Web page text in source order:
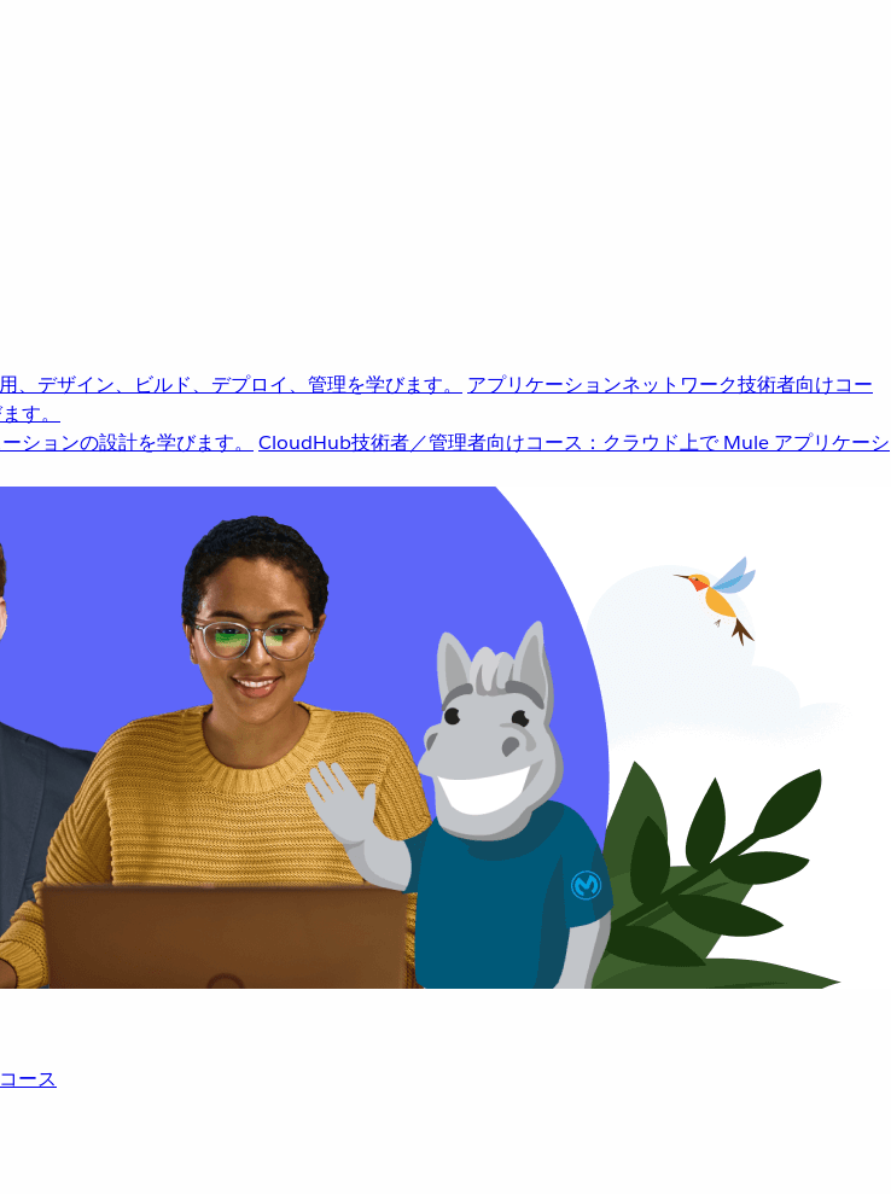
デザイン、ビルド、デプロイ、管理を学びます。 アプリケーションネットワーク技術者向けコー
す。
ションの設計を学びます。 CloudHub技術者／管理者向けコース：クラウド上で Mule アプリケーシ
ース